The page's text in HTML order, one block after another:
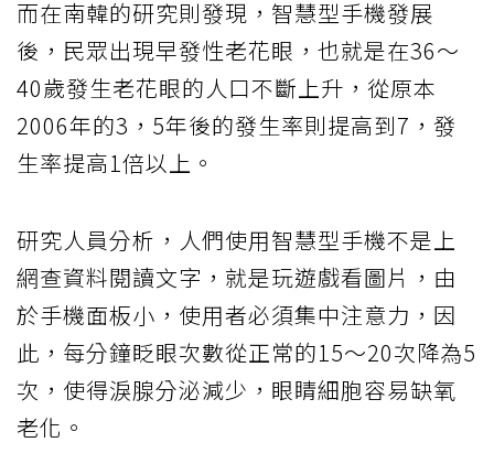
而在南韓的研究則發現，智慧型手機發展
後，民眾出現早發性老花眼，也就是在36～
40歲發生老花眼的人口不斷上升，從原本
2006年的3，5年後的發生率則提高到7，發
生率提高1倍以上。
研究人員分析，人們使用智慧型手機不是上
網查資料閱讀文字，就是玩遊戲看圖片，由
於手機面板小，使用者必須集中注意力，因
此，每分鐘眨眼次數從正常的15～20次降為5
次，使得淚腺分泌減少，眼睛細胞容易缺氧
老化。